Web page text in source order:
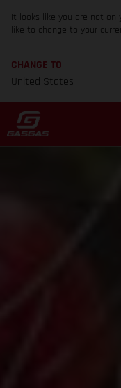
It looks like you are not on
like to change to your
CHANGE TO
United States